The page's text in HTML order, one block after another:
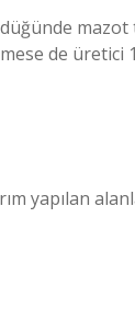
de
yapılan